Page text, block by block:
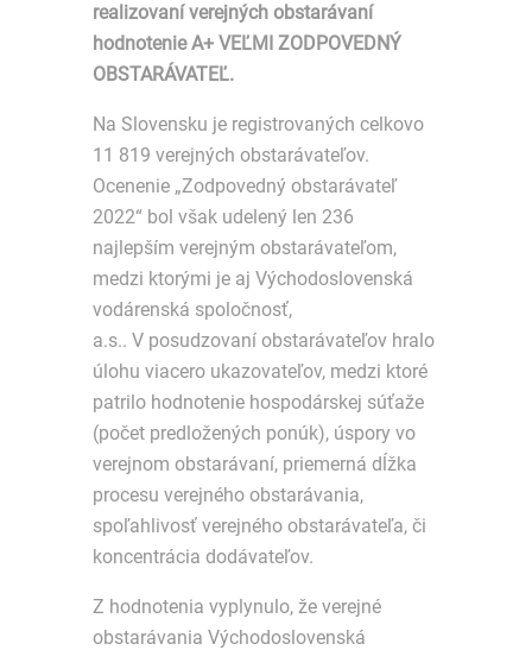
realizovaní verejných obstarávaní
hodnotenie A+ VEĽMI ZODPOVEDNÝ
OBSTARÁVATEĽ.
Na Slovensku je registrovaných celkovo
11 819 verejných obstarávateľov.
Ocenenie „Zodpovedný obstarávateľ
2022“ bol však udelený len 236
najlepším verejným obstarávateľom,
medzi ktorými je aj Východoslovenská
vodárenská spoločnosť,
a.s.. V posudzovaní obstarávateľov hralo
úlohu viacero ukazovateľov, medzi ktoré
patrilo hodnotenie hospodárskej súťaže
(počet predložených ponúk), úspory vo
verejnom obstarávaní, priemerná dĺžka
procesu verejného obstarávania,
spoľahlivosť verejného obstarávateľa, či
koncentrácia dodávateľov.
Z hodnotenia vyplynulo, že verejné
obstarávania Východoslovenská